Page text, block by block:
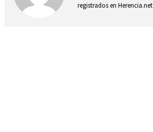
registrados en Herencia.net